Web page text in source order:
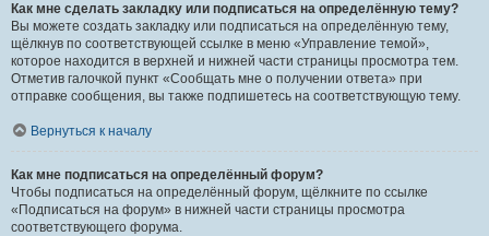
Как мне сделать закладку или подписаться на определённую тему?
Вы можете создать закладку или подписаться на определённую тему,
щёлкнув по соответствующей ссылке в меню «Управление темой»,
которое находится в верхней и нижней части страницы просмотра тем.
Отметив галочкой пункт «Сообщать мне о получении ответа» при
отправке сообщения, вы также подпишетесь на соответствующую тему.
Вернуться к началу
Как мне подписаться на определённый форум?
Чтобы подписаться на определённый форум, щёлкните по ссылке
«Подписаться на форум» в нижней части страницы просмотра
соответствующего форума.